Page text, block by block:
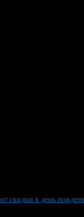
скидки в день